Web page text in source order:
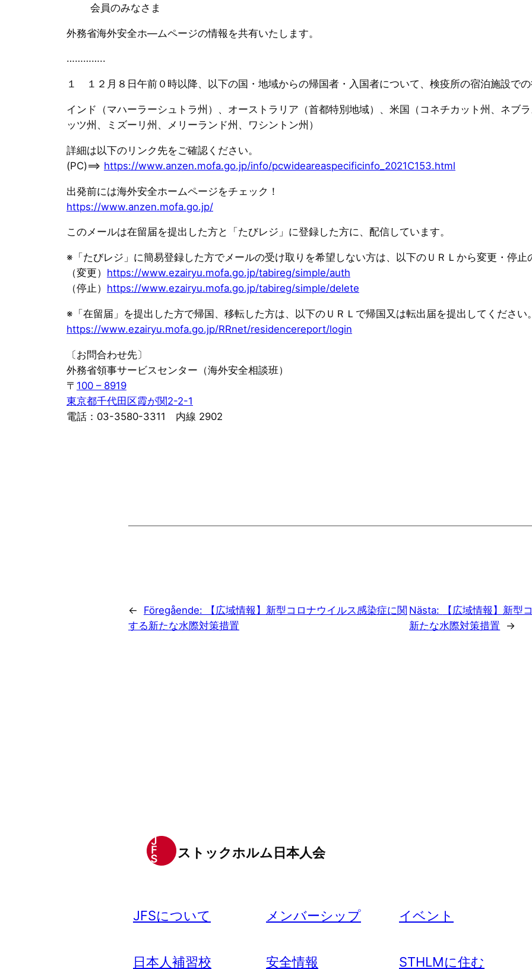
会員のみなさま
外務省海外安全ホ—ムページの情報を共有いたします。
…………..
１ １２月８日午前０時以降、以下の国・地域からの帰国者・入国者について、検疫所の宿泊施設での
インド（マハーラーシュトラ州）、オーストラリア（首都特別地域）、米国（コネチカット州、ネブ
ッツ州、ミズーリ州、メリーランド州、ワシントン州）
詳細は以下のリンク先をご確認ください。
(PC)==> https://www.anzen.mofa.go.jp/info/pcwideareaspecificinfo_2021C153.html
出発前には海外安全ホームページをチェック！
https://www.anzen.mofa.go.jp/
このメールは在留届を提出した方と「たびレジ」に登録した方に、配信しています。
※「たびレジ」に簡易登録した方でメールの受け取りを希望しない方は、以下のＵＲＬから変更・停止
（変更） https://www.ezairyu.mofa.go.jp/tabireg/simple/auth
（停止） https://www.ezairyu.mofa.go.jp/tabireg/simple/delete
※「在留届」を提出した方で帰国、移転した方は、以下のＵＲＬで帰国又は転出届を提出してください。
https://www.ezairyu.mofa.go.jp/RRnet/residencereport/login
〔お問合わせ先〕
外務省領事サービスセンター（海外安全相談班）
〒 100 – 8919
東京都千代田区霞が関2-2-1
電話：03-3580-3311 内線 2902
← Föregående:
【広域情報】新型コロナウイルス感染症に関
する新たな水際対策措置
Nästa:
【広域情報】新型
新たな水際対策措置
→
ストックホルム日本人会
JFSについて メンバーシップ イベント
日本人補習校 安全情報 STHLMに住む